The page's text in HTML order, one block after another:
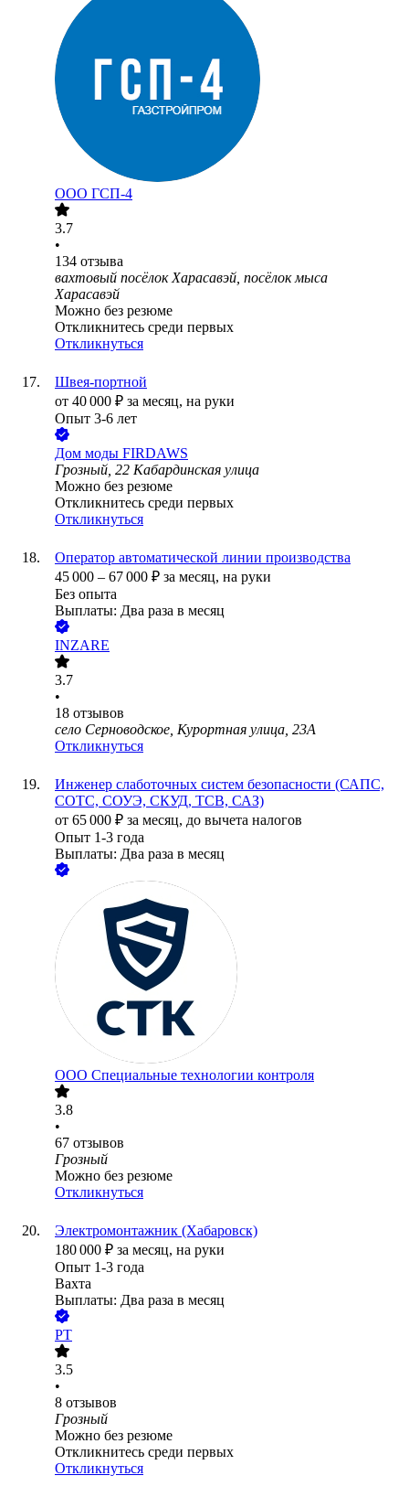
ООО ГСП-4
3.7
•
134 отзыва
вахтовый посёлок Харасавэй, посёлок мыса
Харасавэй
Можно без резюме
Откликнитесь среди первых
Откликнуться
Швея-портной
от 40 000 ₽ за месяц, на руки
Опыт 3-6 лет
Дом моды FIRDAWS
Грозный, 22 Кабардинская улица
Можно без резюме
Откликнитесь среди первых
Откликнуться
Оператор автоматической линии производства
45 000 – 67 000 ₽ за месяц, на руки
Без опыта
Выплаты: Два раза в месяц
INZARE
3.7
•
18 отзывов
село Серноводское, Курортная улица, 23А
Откликнуться
Инженер слаботочных систем безопасности (САПС,
СОТС, СОУЭ, СКУД, ТСВ, САЗ)
от 65 000 ₽ за месяц, до вычета налогов
Опыт 1-3 года
Выплаты: Два раза в месяц
ООО Специальные технологии контроля
3.8
•
67 отзывов
Грозный
Можно без резюме
Откликнуться
Электромонтажник (Хабаровск)
180 000 ₽ за месяц, на руки
Опыт 1-3 года
Вахта
Выплаты: Два раза в месяц
РТ
3.5
•
8 отзывов
Грозный
Можно без резюме
Откликнитесь среди первых
Откликнуться